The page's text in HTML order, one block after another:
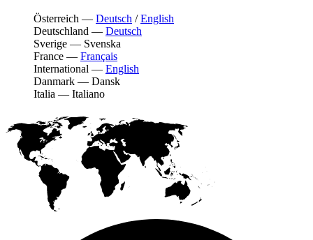
Österreich — Deutsch /English
Deutschland — Deutsch
Sverige — Svenska
France — Français
International — English
Danmark — Dansk
Italia — Italiano